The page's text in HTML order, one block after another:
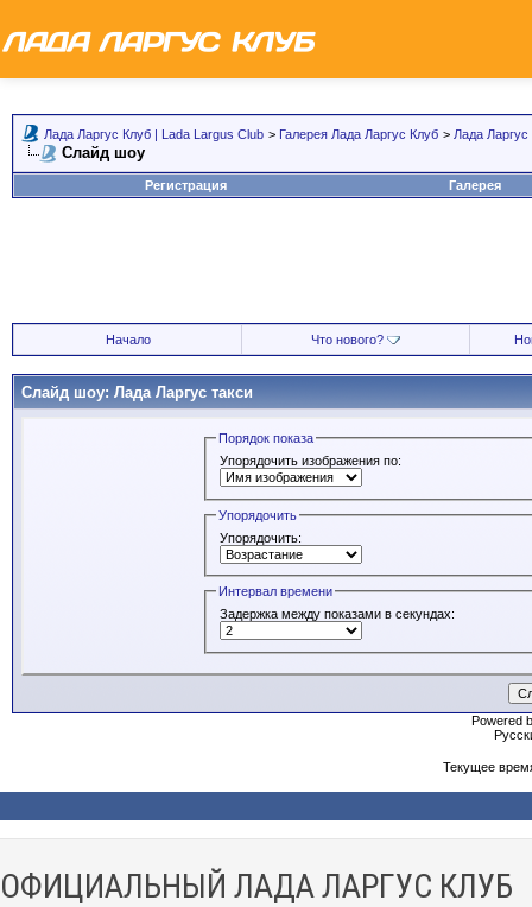
Лада Ларгус Клуб | Lada Largus Club > Галерея Лада Ларгус Клуб > Лада Ларгус
Слайд шоу
Регистрация Галерея
Начало Что нового?
Слайд шоу: Лада Ларгус такси
Порядок показа
Упорядочить изображения по:
Упорядочить
Упорядочить:
Интервал времени
Задержка между показами в секундах:
Powered
Текущее
ОФИЦИАЛЬНЫЙ ЛАДА ЛАРГУС КЛУБ